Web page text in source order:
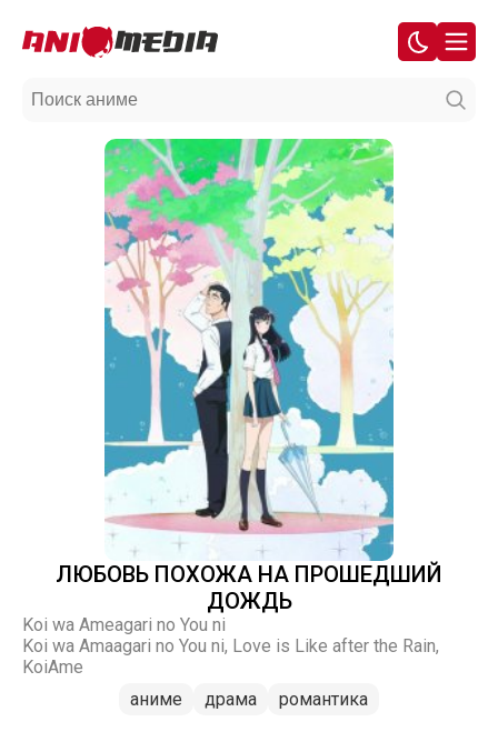
ЛЮБОВЬ ПОХОЖА НА ПРОШЕДШИЙ
ДОЖДЬ
Koi wa Ameagari no You ni
Koi wa Amaagari no You ni, Love is Like after the Rain,
KoiAme
аниме
драма романтика